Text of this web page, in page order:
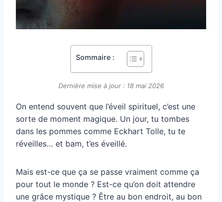
Sommaire :
Dernière mise à jour : 18 mai 2026
On entend souvent que l’éveil spirituel, c’est une
sorte de moment magique. Un jour, tu tombes
dans les pommes comme Eckhart Tolle, tu te
réveilles… et bam, t’es éveillé.
Mais est-ce que ça se passe vraiment comme ça
pour tout le monde ? Est-ce qu’on doit attendre
une grâce mystique ? Être au bon endroit, au bon